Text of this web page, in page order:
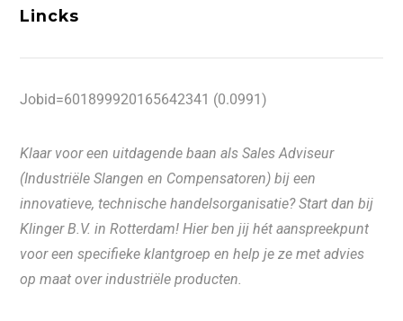
Lincks
Jobid=601899920165642341 (0.0991)
Klaar voor een uitdagende baan als Sales Adviseur
(Industriële Slangen en Compensatoren) bij een
innovatieve, technische handelsorganisatie? Start dan bij
Klinger B.V. in Rotterdam! Hier ben jij hét aanspreekpunt
voor een specifieke klantgroep en help je ze met advies
op maat over industriële producten.